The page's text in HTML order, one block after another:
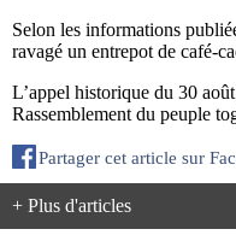
Selon les informations
ravagé un entrepot de café-
L’appel historique du 30
Rassemblement du peuple
Partager cet article sur
+ Plus d'articles